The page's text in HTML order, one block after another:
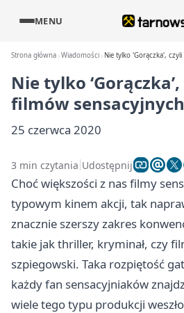
MENU
Strona główna Wiadomości Nie tylko 'Gorączka',
Nie tylko
filmów sensacyjnych
25 czerwca 2020
3 min czytania Udostępnij
Choć większości z nas filmy
typowym kinem akcji, tak
znacznie szerszy zakres
takie jak thriller, kryminał, czy
szpiegowski. Taka rozpiętość
każdy fan sensacyjniaków
wiele tego typu produkcji